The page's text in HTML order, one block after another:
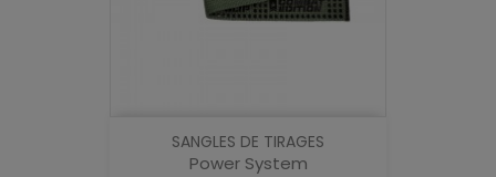
SANGLES DE TIRAGES
Power System